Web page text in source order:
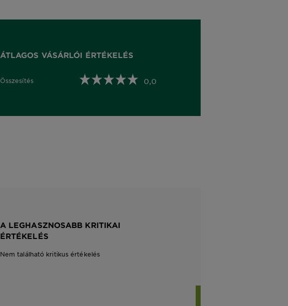
ÁTLAGOS VÁSÁRLÓI ÉRTÉKELÉS
Összesítés
0,0 out of 5 stars 0,0
A LEGHASZNOSABB KRITIKAI
ÉRTÉKELÉS
Nem található kritikus értékelés